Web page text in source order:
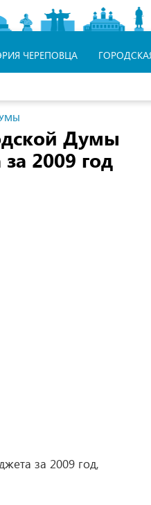
ЧЕРЕПОВЦА
Думы
2009 год
за 2009 год,